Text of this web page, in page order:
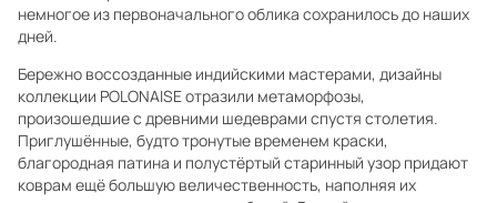
немногое из первоначального облика сохранилось до наших
дней.
Бережно воссозданные индийскими мастерами, дизайны
коллекции POLONAISE отразили метаморфозы,
произошедшие с древними шедеврами спустя столетия.
Приглушённые, будто тронутые временем краски,
благородная патина и полустёртый старинный узор придают
коврам ещё большую величественность, наполняя их